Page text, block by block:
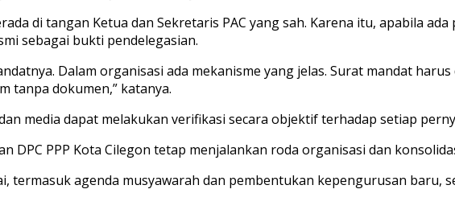
di tangan Ketua dan Sekretaris PAC yang sah. Karena itu, apabila
sebagai bukti pendelegasian.
Dalam organisasi ada mekanisme yang jelas. Surat mandat
tanpa dokumen,” katanya.
media dapat melakukan verifikasi secara objektif terhadap setiap
PPP Kota Cilegon tetap menjalankan roda organisasi dan
termasuk agenda musyawarah dan pembentukan kepengurusan baru,